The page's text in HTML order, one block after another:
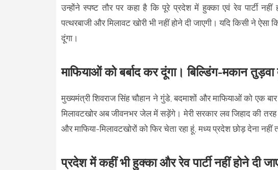
उन्होंने स्पष्ट तौर पर कहा है कि पूरे प्रदेश में हुक्का एवं रेव पार्टी
पत्थरबाजी और मिलावट खोरी भी नहीं होने दी जाएगी। यदि किसी ने
दूंगा।
माफियाओं को बर्बाद कर दूंगा। बिल्डिंग-मकान तुड़वा
मुख्यमंत्री शिवराज सिंह चौहान ने गुंडे, बदमाशों और माफियाओं को एक
मिलावटखोर अब जीवनभर जेल में सड़ेंगे। मेरी सरकार लव जिहाद की
और माफिया-मिलावटखोरों को फिर चेता रहा हूं, मध्य प्रदेश छोड़ देना नहीं
प्रदेश में कहीं भी हुक्का और रेव पार्टी नहीं होने दी